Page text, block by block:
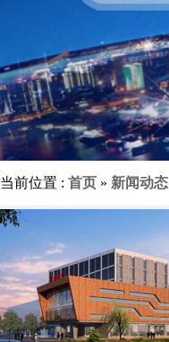
当前位置 : 首页 » 新闻动态